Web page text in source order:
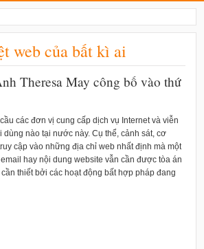
web của bất kì ai
Theresa May công bố vào thứ
cầu các đơn vị cung cấp dịch vụ Internet và viễn
nào tại nước này. Cụ thể, cảnh sát, cơ
cập vào những địa chỉ web nhất định mà một
hay nội dung website vẫn cần được tòa án
thiết bởi các hoạt động bất hợp pháp đang